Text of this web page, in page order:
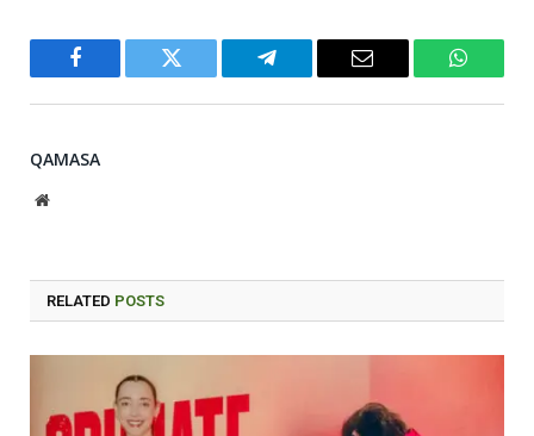
Facebook Twitter Telegram Email
QAMASA
Website
RELATED POSTS